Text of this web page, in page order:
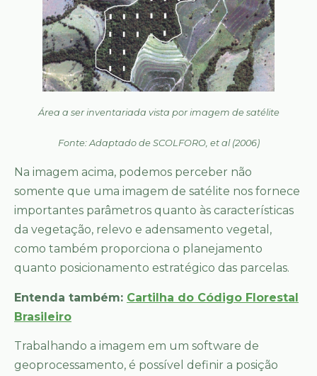
Área a ser inventariada vista por imagem de satélite
Fonte: Adaptado de SCOLFORO, et al (2006)
Na imagem acima, podemos perceber não
somente que uma imagem de satélite nos fornece
importantes parâmetros quanto às características
da vegetação, relevo e adensamento vegetal,
como também proporciona o planejamento
quanto posicionamento estratégico das parcelas.
Entenda também: Cartilha do Código Florestal
Brasileiro
Trabalhando a imagem em um software de
geoprocessamento, é possível definir a posição